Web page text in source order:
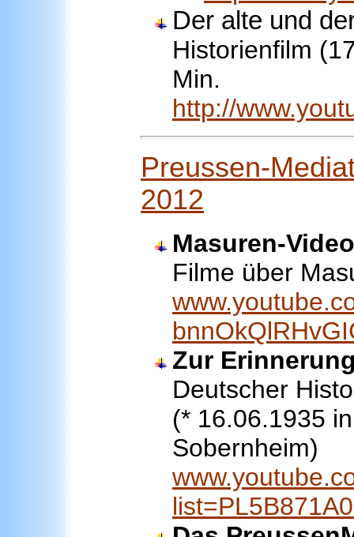
Der alte und
Historienfilm
Min.
http://
Preussen-
2012
Masuren-
Filme über
Zur
Deutscher
(* 16.06.1935
Sobernheim)